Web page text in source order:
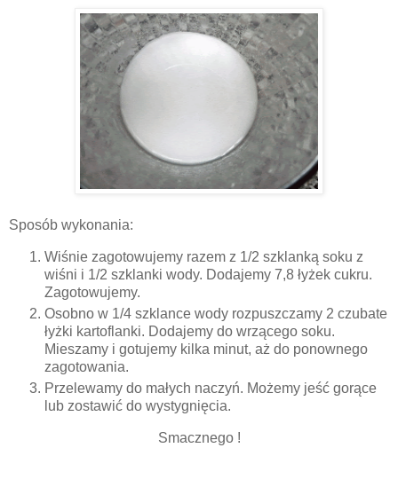
Sposób wykonania:
Wiśnie zagotowujemy razem z 1/2 szklanką soku z
wiśni i 1/2 szklanki wody. Dodajemy 7,8 łyżek cukru.
Zagotowujemy.
Osobno w 1/4 szklance wody rozpuszczamy 2 czubate
łyżki kartoflanki. Dodajemy do wrzącego soku.
Mieszamy i gotujemy kilka minut, aż do ponownego
zagotowania.
Przelewamy do małych naczyń. Możemy jeść gorące
lub zostawić do wystygnięcia.
Smacznego !